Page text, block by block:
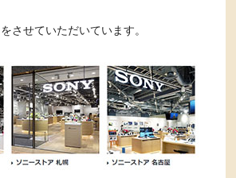
させていただいています。